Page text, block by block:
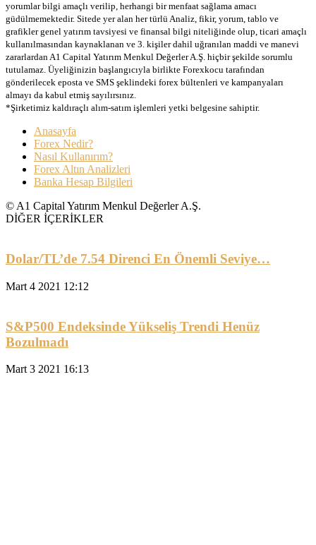
yorumlar bilgi amaçlı verilip, herhangi bir menfaat sağlama amacı
güdülmemektedir. Sitede yer alan her türlü Analiz, fikir, yorum, tablo ve
grafikler genel yatırım tavsiyesi ve finansal bilgi niteliğinde olup, ticari amaçlı
kullanılmasından kaynaklanan ve 3. kişiler dahil uğranılan maddi ve manevi
zararlardan A1 Capital Yatırım Menkul Değerler A.Ş. hiçbir şekilde sorumlu
tutulamaz. Üyeliğinizin başlangıcıyla birlikte Forexkocu tarafından
gönderilecek eposta ve SMS şeklindeki forex bültenleri ve kampanyaları
almayı da kabul etmiş sayılırsınız.
*Şirketimiz kaldıraçlı alım-satım işlemleri yetki belgesine sahiptir.
Anasayfa
Forex Nedir?
Nasıl Kullanırım?
Forex Altın Analizleri
Banka Hesap Bilgileri
© A1 Capital Yatırım Menkul Değerler A.Ş.
DİĞER İÇERİKLER
Dolar/TL’de 7.54 Direnci En Önemli Seviye…
Mart 4 2021 12:12
S&P500 Endeksinde Yükseliş Trendi Henüz
Bozulmadı
Mart 3 2021 16:13